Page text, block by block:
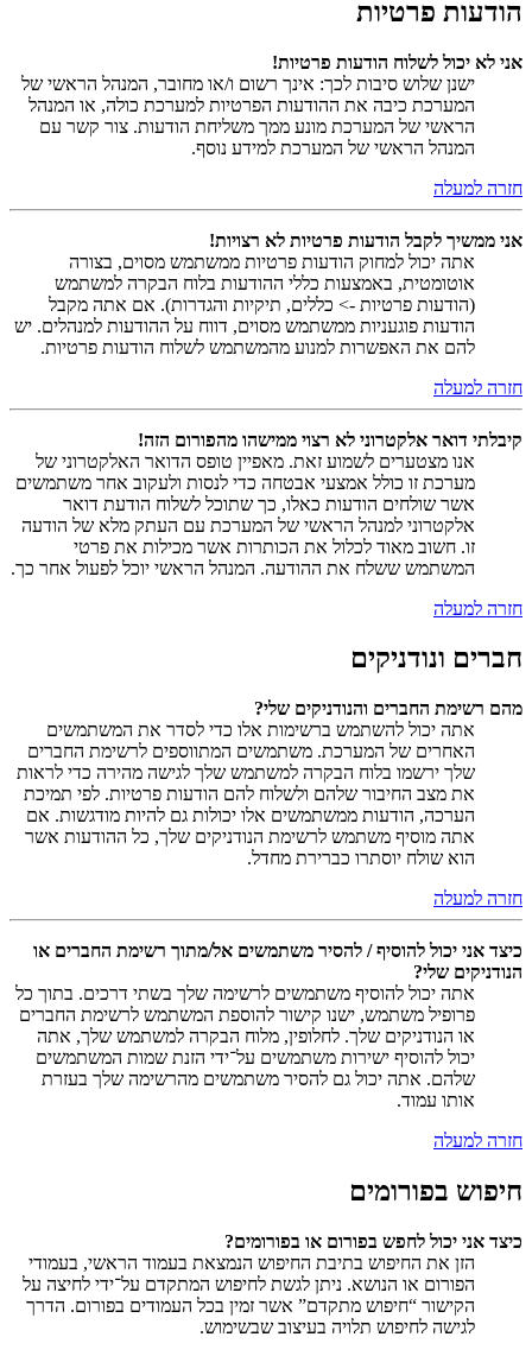
הודעות פרטיות
אני לא יכול לשלוח הודעות פרטיות!
ישנן שלוש סיבות לכך: אינך רשום ו/או מחובר, המנהל הראשי של
המערכת כיבה את ההודעות הפרטיות למערכת כולה, או המנהל
הראשי של המערכת מונע ממך משליחת הודעות. צור קשר עם
המנהל הראשי של המערכת למידע נוסף.
חזרה למעלה
אני ממשיך לקבל הודעות פרטיות לא רצויות!
אתה יכול למחוק הודעות פרטיות ממשתמש מסוים, בצורה
אוטומטית, באמצעות כללי ההודעות בלוח הבקרה למשתמש
(הודעות פרטיות -> כללים, תיקיות והגדרות). אם אתה מקבל
הודעות פוגעניות ממשתמש מסוים, דווח על ההודעות למנהלים. יש
להם את האפשרות למנוע מהמשתמש לשלוח הודעות פרטיות.
חזרה למעלה
קיבלתי דואר אלקטרוני לא רצוי ממישהו מהפורום הזה!
אנו מצטערים לשמוע זאת. מאפיין טופס הדואר האלקטרוני של
מערכת זו כולל אמצעי אבטחה כדי לנסות ולעקוב אחר משתמשים
אשר שולחים הודעות כאלו, כך שתוכל לשלוח הודעת דואר
אלקטרוני למנהל הראשי של המערכת עם העתק מלא של הודעה
זו. חשוב מאוד לכלול את הכותרות אשר מכילות את פרטי
המשתמש ששלח את ההודעה. המנהל הראשי יוכל לפעול אחר כך.
חזרה למעלה
חברים ונודניקים
מהם רשימת החברים והנודניקים שלי?
אתה יכול להשתמש ברשימות אלו כדי לסדר את המשתמשים
האחרים של המערכת. משתמשים המתווספים לרשימת החברים
שלך ירשמו בלוח הבקרה למשתמש שלך לגישה מהירה כדי לראות
את מצב החיבור שלהם ולשלוח להם הודעות פרטיות. לפי תמיכת
הערכה, הודעות ממשתמשים אלו יכולות גם להיות מודגשות. אם
אתה מוסיף משתמש לרשימת הנודניקים שלך, כל ההודעות אשר
הוא שולח יוסתרו כברירת מחדל.
חזרה למעלה
כיצד אני יכול להוסיף / להסיר משתמשים אל/מתוך רשימת החברים או
הנודניקים שלי?
אתה יכול להוסיף משתמשים לרשימה שלך בשתי דרכים. בתוך כל
פרופיל משתמש, ישנו קישור להוספת המשתמש לרשימת החברים
או הנודניקים שלך. לחלופין, מלוח הבקרה למשתמש שלך, אתה
יכול להוסיף ישירות משתמשים על־ידי הזנת שמות המשתמשים
שלהם. אתה יכול גם להסיר משתמשים מהרשימה שלך בעזרת
אותו עמוד.
חזרה למעלה
חיפוש בפורומים
כיצד אני יכול לחפש בפורום או בפורומים?
הזן את החיפוש בתיבת החיפוש הנמצאת בעמוד הראשי, בעמודי
הפורום או הנושא. ניתן לגשת לחיפוש המתקדם על־ידי לחיצה על
הקישור “חיפוש מתקדם” אשר זמין בכל העמודים בפורום. הדרך
לגישה לחיפוש תלויה בעיצוב שבשימוש.